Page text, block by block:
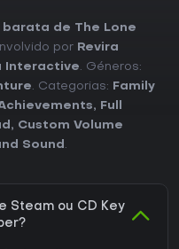
barata de The Lone
por Revira
Interactive. Géneros:
. Categorias:
Family
,
Full
, Custom Volume
Sound .
Steam ou CD Key